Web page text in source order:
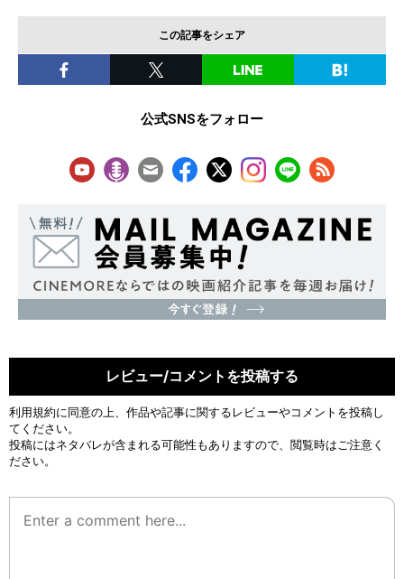
この記事をシェア
公式SNSをフォロー
レビュー/コメントを投稿する
利用規約に同意の上、作品や記事に関するレビューやコメントを投稿し
てください。
投稿にはネタバレが含まれる可能性もありますので、閲覧時はご注意く
ださい。